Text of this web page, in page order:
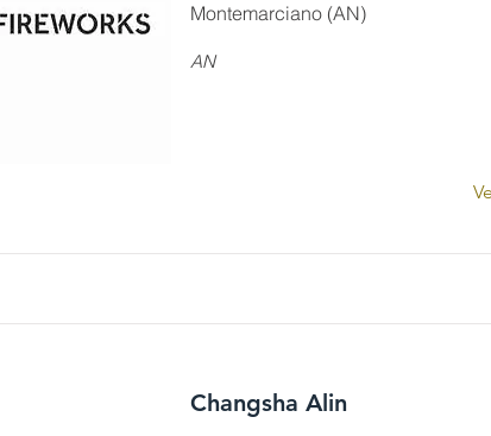
Montemarciano (AN)
AN
Changsha Alin